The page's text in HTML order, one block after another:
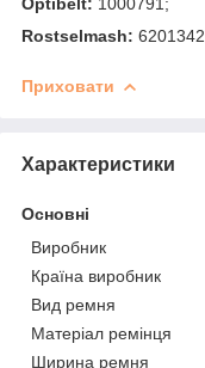
Rostselmash: 6201342.
Приховати
Характеристики
Основні
Виробник
Країна виробник
Вид ремня
Матеріал ремінця
Ширина ремня